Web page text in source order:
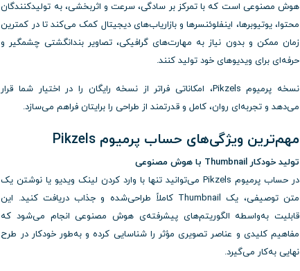
هوش مصنوعی است که با تمرکز بر سادگی، سرعت و اثربخشی، به تولیدکنندگان
محتوا، یوتیوبرها، اینفلوئنسرها و بازاریاب‌های دیجیتال کمک می‌کند تا در کمترین
زمان ممکن و بدون نیاز به مهارت‌های گرافیکی، تصاویر بندانگشتی چشمگیر و
حرفه‌ای برای ویدیوهای خود تولید کنند.
نسخه پرمیوم Pikzels، امکاناتی فراتر از نسخه رایگان را در اختیار شما قرار
می‌دهد و تجربه‌ای روان، کامل و قدرتمند از طراحی را برایتان فراهم می‌سازد.
مهم‌ترین ویژگی‌های حساب پرمیوم Pikzels
تولید خودکار Thumbnail با هوش مصنوعی
در حساب پرمیوم Pikzels می‌توانید تنها با وارد کردن لینک ویدیو یا نوشتن یک
متن توصیفی، یک Thumbnail کاملاً طراحی‌شده و جذاب دریافت کنید. این
قابلیت به‌واسطه الگوریتم‌های پیشرفته‌ی هوش مصنوعی انجام می‌شود که
مفاهیم کلیدی و عناصر تصویری مؤثر را شناسایی کرده و به‌طور خودکار در طرح
نهایی به‌کار می‌گیرد.